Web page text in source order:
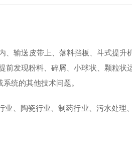
、输送皮带上、落料挡板、斗式提升
前发现粉料、碎屑、小球状、颗粒状
统的其他技术问题。
、陶瓷行业、制药行业、污水处理